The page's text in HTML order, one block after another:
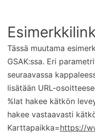
Tässä muutama
GSAK:ssa. Eri
seuraavassa
lisätään URL-
%lat hakee kätkön
hakee vastaavasti
Karttapaikka=https://